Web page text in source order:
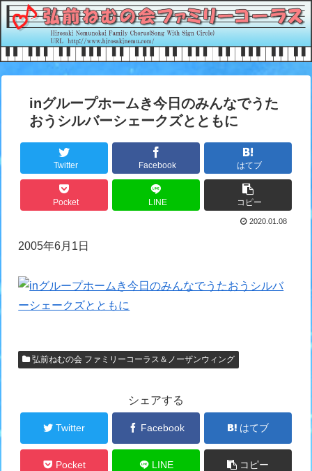
inグループホームき今日のみんなでうた
おうシルバーシェークズとともに
Twitter Facebook はてブ
Pocket LINE コピー
2020.01.08
2005年6月1日
弘前ねむの会 ファミリーコーラス＆ノーザンウィング
シェアする
Twitter Facebook はてブ
Pocket LINE コピー